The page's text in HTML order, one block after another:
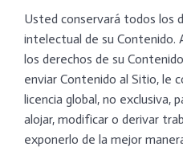
Usted conservará todos los
intelectual de su Contenido.
los derechos de su
enviar Contenido al Sitio, le
licencia global, no exclusiva,
alojar, modificar o derivar
exponerlo de la mejor